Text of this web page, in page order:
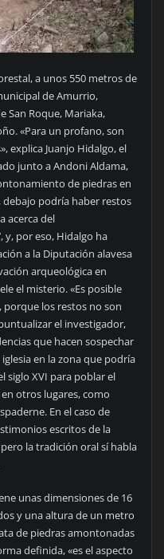
a unos 550 metros de
de Amurrio,
San Roque, Mariaka,
«Para un profano, son
explica Juanjo Hidalgo, el
junto a Andoni Aldama,
de piedras en
debajo podría haber restos
acerca del
y, por eso, Hidalgo ha
a la Diputación alavesa
arqueológica en
el misterio. «Es posible
porque los restos no son
el investigador,
que hacen sospechar
en la zona que podría
siglo XVI para poblar el
otros lugares, como
En el caso de
escritos de la
la tradición oral sí habla
unas dimensiones de 16
y una altura de un metro
de piedras amontonadas
definida, «es el aspecto